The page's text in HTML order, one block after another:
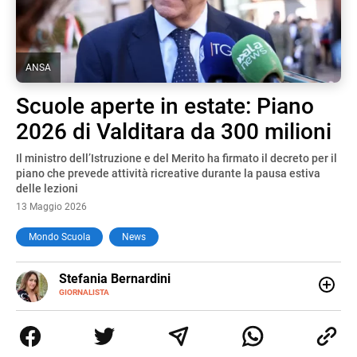
ANSA
Scuole aperte in estate: Piano
2026 di Valditara da 300 milioni
Il ministro dell’Istruzione e del Merito ha firmato il decreto per il
piano che prevede attività ricreative durante la pausa estiva
delle lezioni
13 Maggio 2026
Mondo Scuola News
Stefania Bernardini
GIORNALISTA
E-
MAIL
Tv di cronaca, politica, scuola, economia e spettacolo. Ha
esperienze nella redazione di testate giornalistiche online